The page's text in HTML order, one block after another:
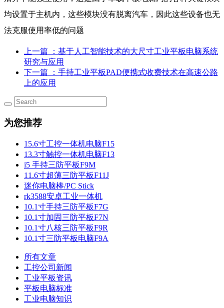
均设置于主机内，这些模块没有脱离汽车，因此这些设备也无
法克服使用率低的问题
上一篇
：基于人工智能技术的大尺寸工业平板电脑系统
研究与应用
下一篇
：手持工业平板PAD便携式收费技术在高速公路
上的应用
为您推荐
15.6寸工控一体机电脑F15
13.3寸触控一体机电脑F13
i5 手持三防平板F9M
11.6寸超薄三防平板F11J
迷你电脑棒/PC Stick
rk3588安卓工业一体机
10.1寸手持三防平板F7G
10.1寸加固三防平板F7N
10.1寸八核三防平板F9R
10.1寸三防平板电脑F9A
所有文章
工控公司新闻
工业平板资讯
平板电脑标准
工业电脑知识